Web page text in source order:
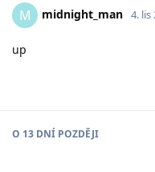
M midnight_man 4. lis
up
O 13 DNÍ POZDĚJI